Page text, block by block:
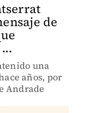
de
una
años, por
Andrade